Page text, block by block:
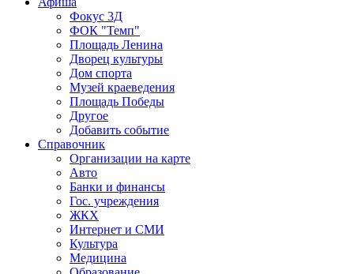
Фокус 3Д
ФОК "Темп"
Площадь Ленина
Дворец культуры
Дом спорта
Музей краеведения
Площадь Победы
Другое
Добавить событие
Справочник
Организации на карте
Авто
Банки и финансы
Гос. учреждения
ЖКХ
Интернет и СМИ
Культура
Медицина